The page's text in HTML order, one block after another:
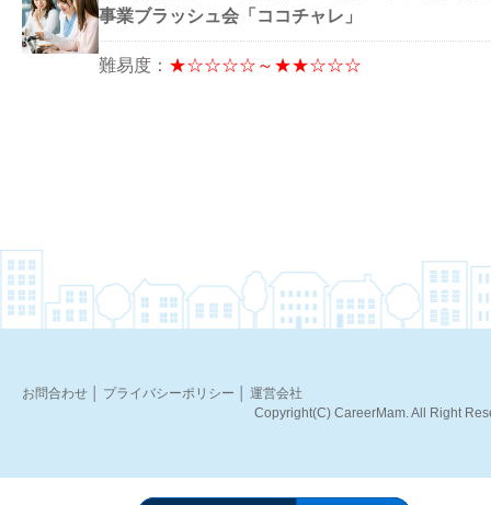
事業ブラッシュ会「ココチャレ」
難易度： ★☆☆☆☆～★★☆☆☆
お問合わせ プライバシーポリシー
運営会社
Copyright(C) CareerMam. All Right